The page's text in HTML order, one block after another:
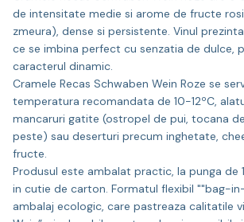
de intensitate medie si arome de fructe
zmeura), dense si persistente. Vinul
ce se imbina perfect cu senzatia de dulce,
caracterul dinamic.
Cramele Recas Schwaben Wein Roze se
temperatura recomandata de 10-12ºC,
mancaruri gatite (ostropel de pui, tocana
peste) sau deserturi precum inghetate,
fructe.
Produsul este ambalat practic, la punga de
in cutie de carton. Formatul flexibil ""bag-
ambalaj ecologic, care pastreaza calitatile